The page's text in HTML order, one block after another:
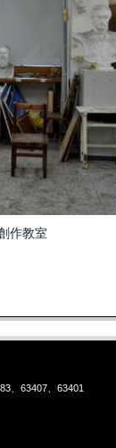
作教室
、63407、63401